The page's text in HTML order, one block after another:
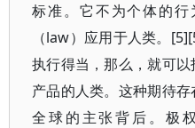
标准。它不为个体的
（law）应用于人类。
执行得当，那么，就可
产品的人类。这种期待
全球的主张背后。极